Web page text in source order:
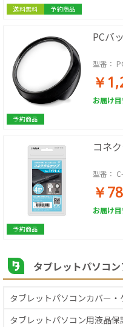
送料無料 予約商品
予約商品
PCバ
型番：
￥
お届け
予約商品
コネ
型番：
￥
お届け
タブレットパソコ
タブレットパソコンカバー・
タブレットパソコン用液晶保